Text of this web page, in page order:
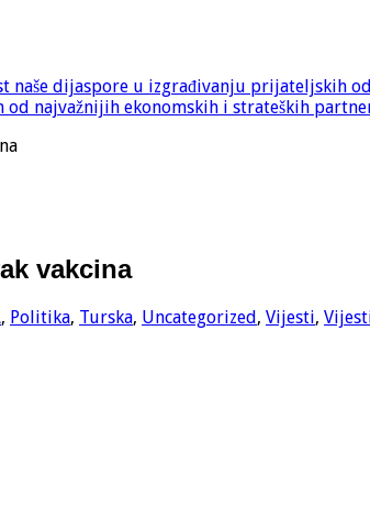
naše dijaspore u izgrađivanju prijateljskih
najvažnijih ekonomskih i strateških
vakcina
, Politika, Turska, Uncategorized, Vijesti,